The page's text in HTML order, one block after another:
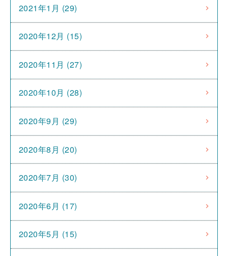
2021年1月 (29)
2020年12月 (15)
2020年11月 (27)
2020年10月 (28)
2020年9月 (29)
2020年8月 (20)
2020年7月 (30)
2020年6月 (17)
2020年5月 (15)